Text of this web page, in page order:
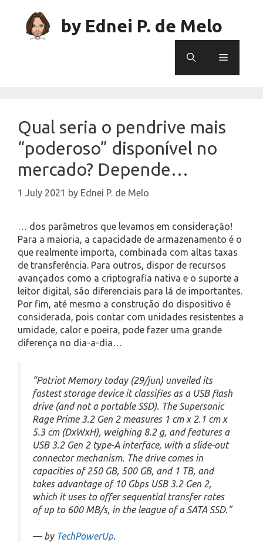
content
by Ednei P. de Melo
Menu
Qual seria o pendrive mais
“poderoso” disponível no
mercado? Depende…
1 July 2021 by Ednei P. de Melo
… dos parâmetros que levamos em consideração!
Para a maioria, a capacidade de armazenamento é o
que realmente importa, combinada com altas taxas
de transferência. Para outros, dispor de recursos
avançados como a criptografia nativa e o suporte a
leitor digital, são diferenciais para lá de importantes.
Por fim, até mesmo a construção do dispositivo é
considerada, pois contar com unidades resistentes a
umidade, calor e poeira, pode fazer uma grande
diferença no dia-a-dia…
“Patriot Memory today (29/jun) unveiled its
fastest storage device it classifies as a USB flash
drive (and not a portable SSD). The Supersonic
Rage Prime 3.2 Gen 2 measures 1 cm x 2.1 cm x
5.3 cm (DxWxH), weighing 8.2 g, and features a
USB 3.2 Gen 2 type-A interface, with a slide-out
connector mechanism. The drive comes in
capacities of 250 GB, 500 GB, and 1 TB, and
takes advantage of 10 Gbps USB 3.2 Gen 2,
which it uses to offer sequential transfer rates
of up to 600 MB/s, in the league of a SATA SSD.”
— by TechPowerUp.